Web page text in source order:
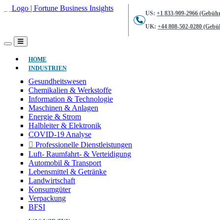
US: +1 833-909-2966
UK: +44 808-502-0280
HOME(AKTUELL)
INDUSTRIEN
Gesundheitswesen
Chemikalien & Werkstoffe
Information & Technologie
Maschinen & Anlagen
Energie & Strom
Halbleiter & Elektronik
COVID-19 Analyse
Professionelle Dienstleistungen
Luft- Raumfahrt- & Verteidigung
Automobil & Transport
Lebensmittel & Getränke
Landwirtschaft
Konsumgüter
Verpackung
BFSI